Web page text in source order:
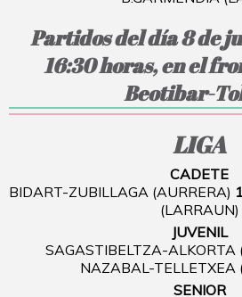
Partidos del día 8 de
16:30 horas, en el
Beotibar-
LIGA
CADETE
BIDART-ZUBILLAGA (AURRERA)
(LARRAUN)
JUVENIL
SAGASTIBELTZA-ALKORTA
NAZABAL-TELLETXEA
SENIOR